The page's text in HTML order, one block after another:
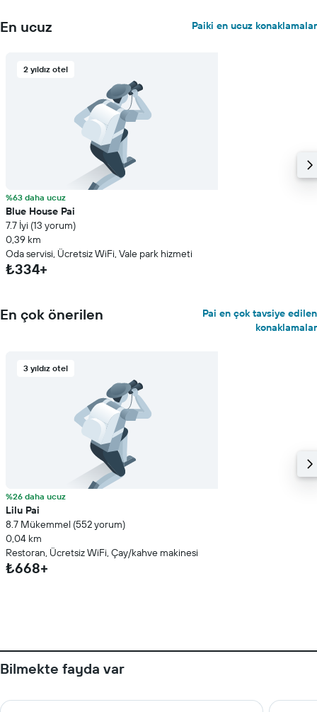
En ucuz Paiki en ucuz konaklamalar
2 yıldız otel
%63 daha ucuz
Blue House Pai
7.7 İyi (13 yorum)
0,39 km
Oda servisi, Ücretsiz WiFi, Vale park hizmeti
₺334+
En çok önerilen
Pai en çok tavsiye edilen
konaklamalar
3 yıldız otel
%26 daha ucuz
Lilu Pai
8.7 Mükemmel (552 yorum)
0,04 km
Restoran, Ücretsiz WiFi, Çay/kahve makinesi
₺668+
Bilmekte fayda var